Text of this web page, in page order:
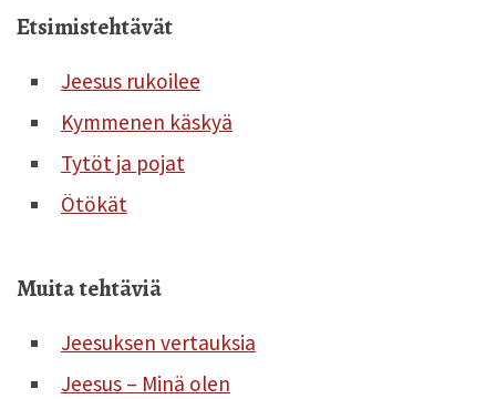
Etsimistehtävät
Jeesus rukoilee
Kymmenen käskyä
Tytöt ja pojat
Ötökät
Muita tehtäviä
Jeesuksen vertauksia
Jeesus – Minä olen